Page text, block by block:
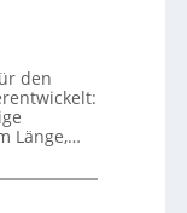
den
Länge,…